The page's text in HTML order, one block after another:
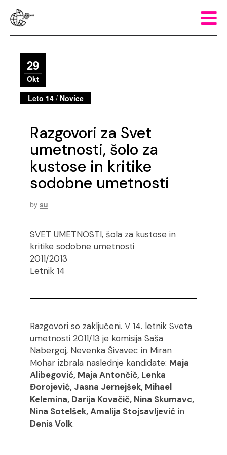
29
Okt
Leto 14 / Novice
Razgovori za Svet
umetnosti, šolo za
kustose in kritike
sodobne umetnosti
by su
SVET UMETNOSTI, šola za kustose in
kritike sodobne umetnosti
2011/2013
Letnik 14
Razgovori so zaključeni. V 14. letnik Sveta
umetnosti 2011/13 je komisija Saša
Nabergoj, Nevenka Šivavec in Miran
Mohar izbrala naslednje kandidate: Maja
Alibegović, Maja Antončič, Lenka
Đorojević, Jasna Jernejšek, Mihael
Kelemina, Darija Kovačič, Nina Skumavc,
Nina Sotelšek, Amalija Stojsavljevićin
Denis Volk.